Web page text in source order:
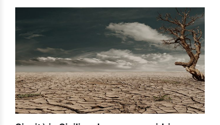
quotidiana dei cittadini siciliani. Gli esperti parlano di […]